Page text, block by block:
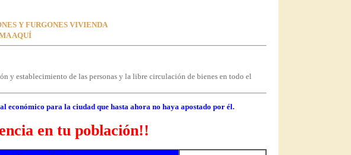
Y FURGONES VIVIENDA
AQUÍ
y establecimiento de las personas y la libre circulación de bienes en todo el
para la ciudad que hasta ahora no haya apostado por él.
en tu población!!